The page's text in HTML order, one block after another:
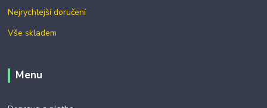
Nejrychlejší doručení
Vše skladem
Menu